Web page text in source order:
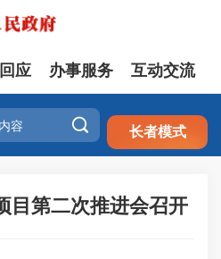
注册 登录
应 办事服务 互动交流
 长者模式
目第二次推进会召开